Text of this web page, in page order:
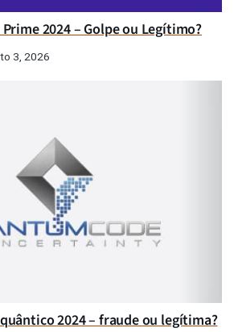
2024 – Golpe ou Legítimo?
3, 2026
2024 – fraude ou legítima?